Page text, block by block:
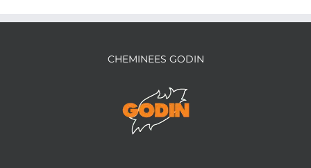
CHEMINEES GODIN